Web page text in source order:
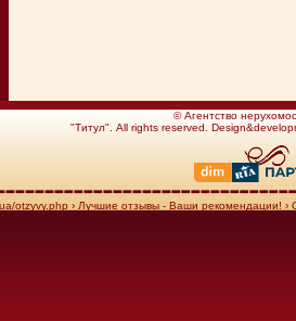
© Агентство
"Титул". Аll rights reserved.
otzyvy.php › Лучшие отзывы - Ваши рекомендации! ›